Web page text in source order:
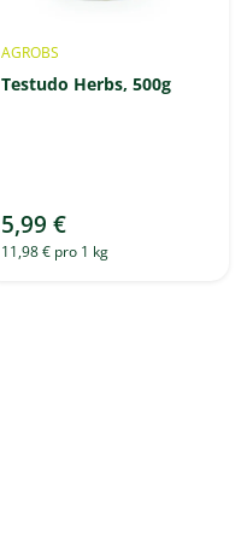
AGROBS
Testudo Herbs, 500g
5,99 €
11,98 € pro 1 kg